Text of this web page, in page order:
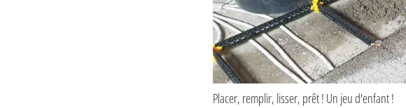
Placer, remplir, lisser, prêt ! Un jeu d'enfant !